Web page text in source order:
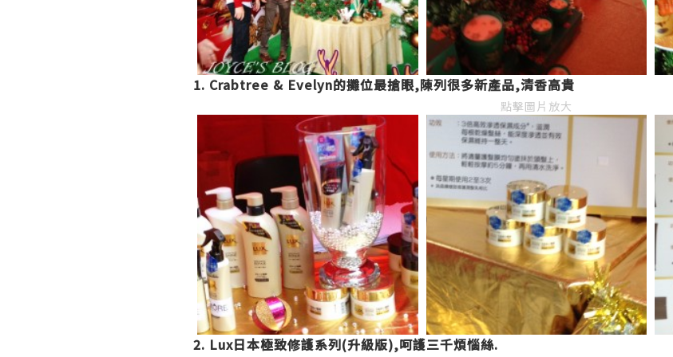
1. Crabtree & Evelyn的攤位最搶眼,陳列很多新產品,清香高貴
點擊圖片放大
2. Lux日本極致修護系列(升級版),呵護三千煩惱絲.